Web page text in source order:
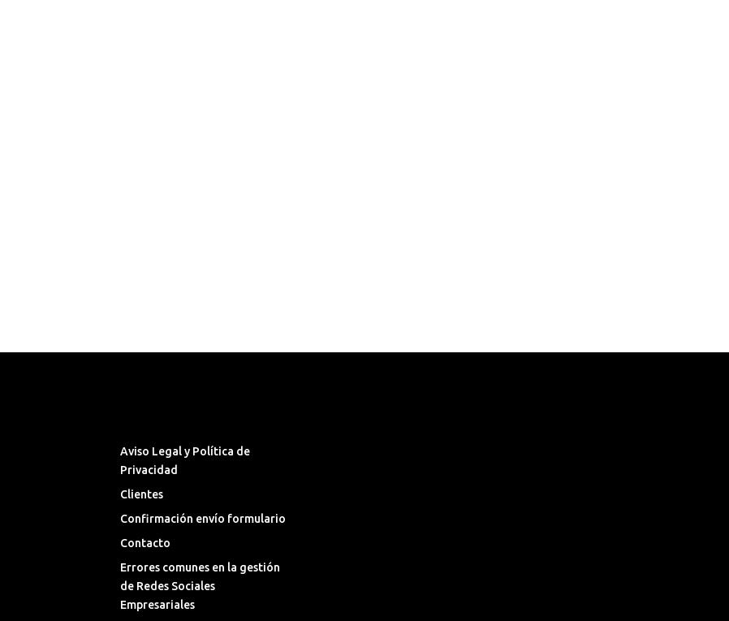
Aviso Legal y Política de
Privacidad
Clientes
Confirmación envío formulario
Contacto
Errores comunes en la gestión
de Redes Sociales
Empresariales